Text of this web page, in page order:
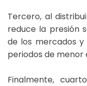
Tercero, al
reduce la presión
de los mercados
periodos de
Finalmente,